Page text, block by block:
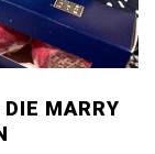
MARRY